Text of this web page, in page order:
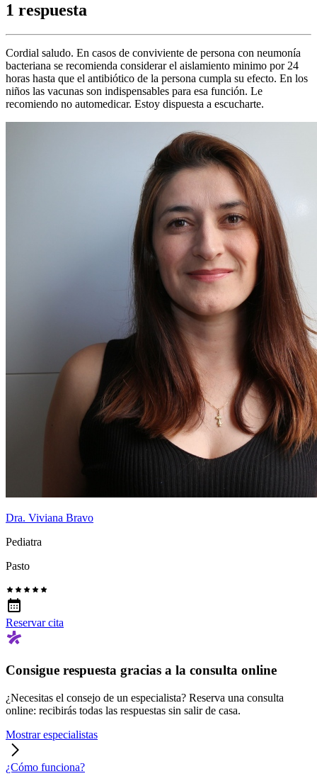
1 respuesta
Cordial saludo. En casos de conviviente de persona con neumonía
bacteriana se recomienda considerar el aislamiento minimo por 24
horas hasta que el antibiótico de la persona cumpla su efecto. En los
niños las vacunas son indispensables para esa función. Le
recomiendo no automedicar. Estoy dispuesta a escucharte.
Dra. Viviana Bravo
Pediatra
Pasto
Reservar cita
Consigue respuesta gracias a la consulta online
¿Necesitas el consejo de un especialista? Reserva una consulta
online: recibirás todas las respuestas sin salir de casa.
Mostrar especialistas
¿Cómo funciona?